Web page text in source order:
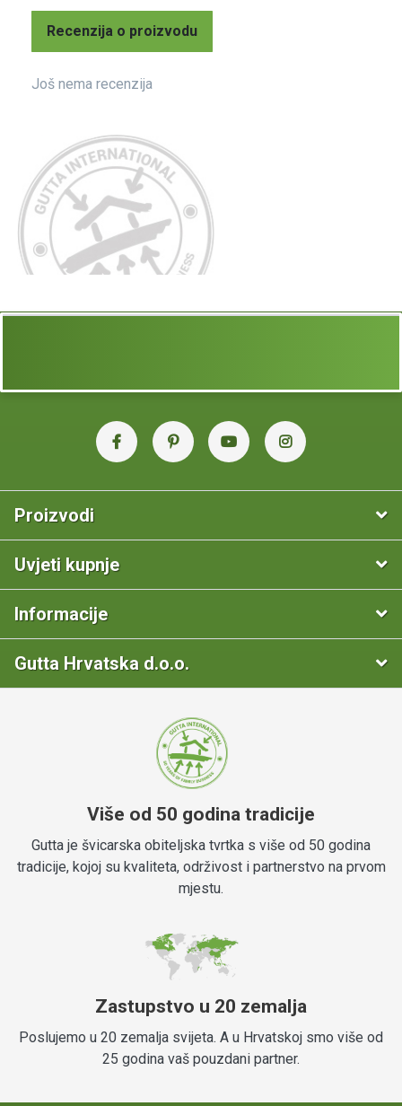
Recenzija o proizvodu
Još nema recenzija
Proizvodi
Uvjeti kupnje
Informacije
Gutta Hrvatska d.o.o.
Više od 50 godina tradicije
Gutta je švicarska obiteljska tvrtka s više od 50 godina
tradicije, kojoj su kvaliteta, održivost i partnerstvo na prvom
mjestu.
Zastupstvo u 20 zemalja
Poslujemo u 20 zemalja svijeta. A u Hrvatskoj smo više od
25 godina vaš pouzdani partner.